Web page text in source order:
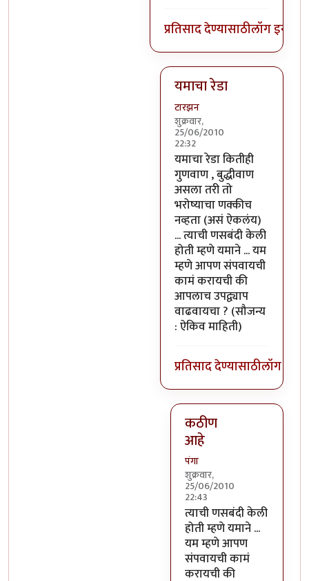
प्रतिसाद देण्यासाठीलॉग इन करा
यमाचा रेडा
टारझन
शुक्रवार,
25/06/2010
22:32
In reply toयमाला कॉमनसेन्स
यमाचा रेडा कितीही
गुणवाण , बुद्धीवाण
असला तरी तो
भरोष्याचा णक्कीच
नव्हता (असं ऐकलंय)
... त्याची णसबंदी केली
होती म्हणे यमाने ... यम
म्हणे आपण संपवायची
कामं करायची की
आपलाच उपद्व्याप
वाढवायचा ? (सौजन्य
: ऐकिव माहिती)
प्रतिसाद देण्यासाठीलॉग इन
कठीण
आहे
पंगा
शुक्रवार,
25/06/2010
22:43
In reply toयमाचा रेडा
त्याची णसबंदी केली
होती म्हणे यमाने ...
यम म्हणे आपण
संपवायची कामं
करायची की